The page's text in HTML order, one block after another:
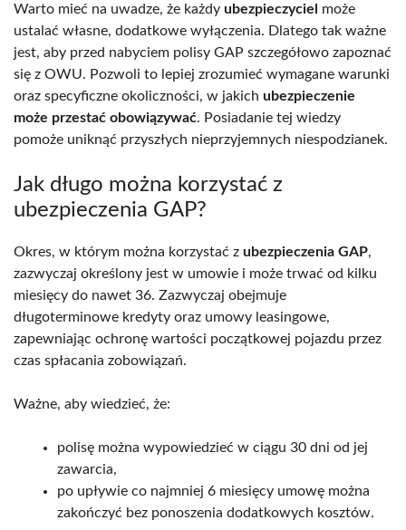
Warto mieć na uwadze, że każdy ubezpieczyciel
może
ustalać własne, dodatkowe wyłączenia. Dlatego tak ważne
jest, aby przed nabyciem polisy GAP szczegółowo zapoznać
się z OWU. Pozwoli to lepiej zrozumieć wymagane warunki
oraz specyficzne okoliczności, w jakich ubezpieczenie
może przestać obowiązywać. Posiadanie tej wiedzy
pomoże uniknąć przyszłych nieprzyjemnych niespodzianek.
Jak długo można korzystać z
ubezpieczenia GAP?
Okres, w którym można korzystać z ubezpieczenia GAP,
zazwyczaj określony jest w umowie i może trwać od kilku
miesięcy do nawet 36. Zazwyczaj obejmuje
długoterminowe kredyty oraz umowy leasingowe,
zapewniając ochronę wartości początkowej pojazdu przez
czas spłacania zobowiązań.
Ważne, aby wiedzieć, że:
polisę można wypowiedzieć w ciągu 30 dni od jej
zawarcia,
po upływie co najmniej 6 miesięcy umowę można
zakończyć bez ponoszenia dodatkowych kosztów.